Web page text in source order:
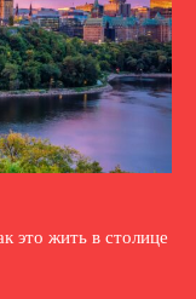
это жить в столице